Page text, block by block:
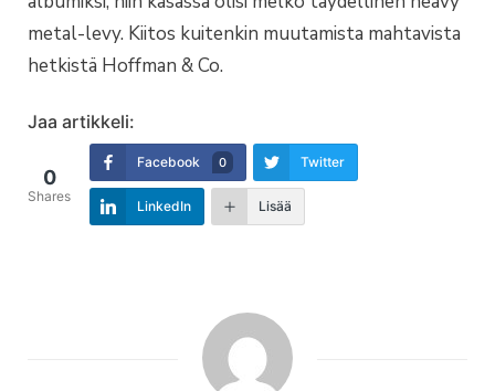
metal-levy. Kiitos kuitenkin muutamista mahtavista
hetkistä Hoffman & Co.
Jaa artikkeli:
0
Shares
Facebook 0 Twitter
LinkedIn Lisää